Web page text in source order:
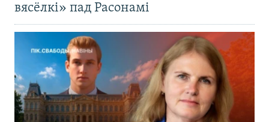
вясёлкі» пад Расонамі